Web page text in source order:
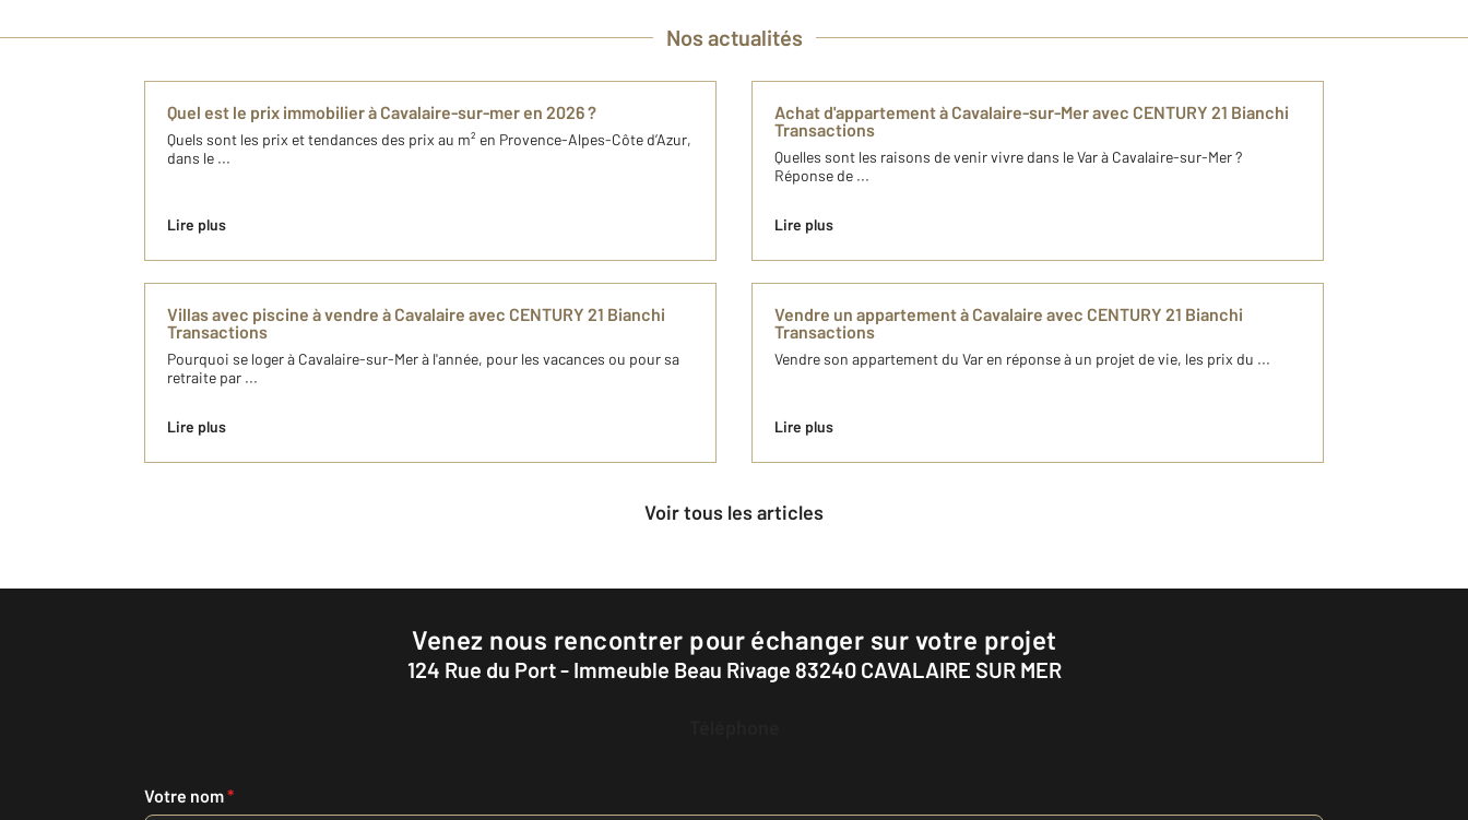
Nos actualités
Quel est le prix immobilier à Cavalaire-sur-mer en 2026 ?
Quels sont les prix et tendances des prix au m² en Provence-Alpes-Côte d’Azur,
dans le ...
Lire plus
Achat d'appartement à Cavalaire-sur-Mer avec CENTURY 21 Bianchi
Transactions
Quelles sont les raisons de venir vivre dans le Var à Cavalaire-sur-Mer ?
Réponse de ...
Lire plus
Villas avec piscine à vendre à Cavalaire avec CENTURY 21 Bianchi
Transactions
Pourquoi se loger à Cavalaire-sur-Mer à l'année, pour les vacances ou pour sa
retraite par ...
Lire plus
Vendre un appartement à Cavalaire avec CENTURY 21 Bianchi
Transactions
Vendre son appartement du Var en réponse à un projet de vie, les prix du ...
Lire plus
Voir tous les articles
Venez nous rencontrer pour échanger sur votre projet
124 Rue du Port - Immeuble Beau Rivage 83240 CAVALAIRE SUR MER
Votre nom*